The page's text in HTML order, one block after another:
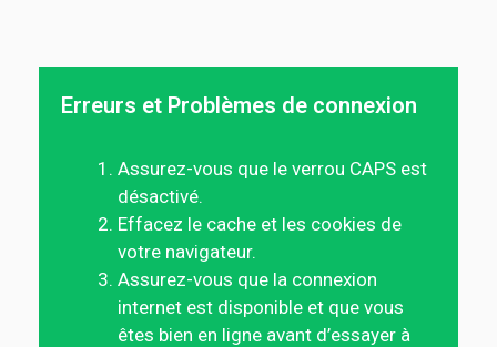
Erreurs et Problèmes de connexion
Assurez-vous que le verrou CAPS est
désactivé.
Effacez le cache et les cookies de
votre navigateur.
Assurez-vous que la connexion
internet est disponible et que vous
êtes bien en ligne avant d’essayer à